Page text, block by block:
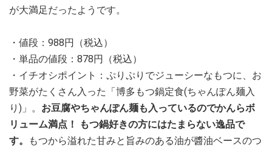
が大満足だったようです。
・値段：988円（税込）
・単品の値段：878円（税込）
・イチオシポイント：ぷりぷりでジューシーなもつに、お
野菜がたくさん入った「博多もつ鍋定食(ちゃんぽん麺入
り)」。 お豆腐やちゃんぽん麺も入っているのでかんらボ
リューム満点！ もつ鍋好きの方にはたまらない逸品で
す。
もつから溢れた甘みと旨みのある油が醬油ベースのつ